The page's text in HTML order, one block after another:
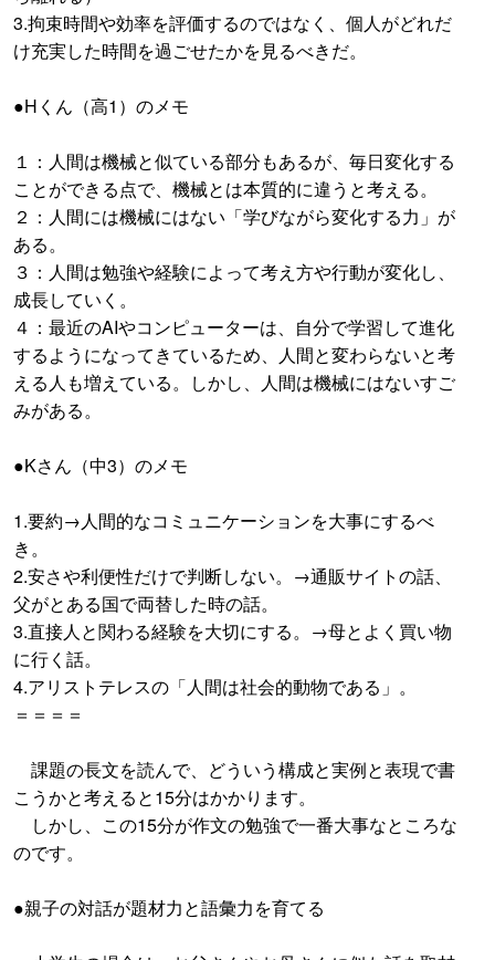
3.拘束時間や効率を評価するのではなく、個人がどれだ
け充実した時間を過ごせたかを見るべきだ。
●Hくん（高1）のメモ
１：人間は機械と似ている部分もあるが、毎日変化する
ことができる点で、機械とは本質的に違うと考える。
２：人間には機械にはない「学びながら変化する力」が
ある。
３：人間は勉強や経験によって考え方や行動が変化し、
成長していく。
４：最近のAIやコンピューターは、自分で学習して進化
するようになってきているため、人間と変わらないと考
える人も増えている。しかし、人間は機械にはないすご
みがある。
●Kさん（中3）のメモ
1.要約→人間的なコミュニケーションを大事にするべ
き。
2.安さや利便性だけで判断しない。→通販サイトの話、
父がとある国で両替した時の話。
3.直接人と関わる経験を大切にする。→母とよく買い物
に行く話。
4.アリストテレスの「人間は社会的動物である」。
＝＝＝＝
課題の長文を読んで、どういう構成と実例と表現で書
こうかと考えると15分はかかります。
しかし、この15分が作文の勉強で一番大事なところな
のです。
●親子の対話が題材力と語彙力を育てる